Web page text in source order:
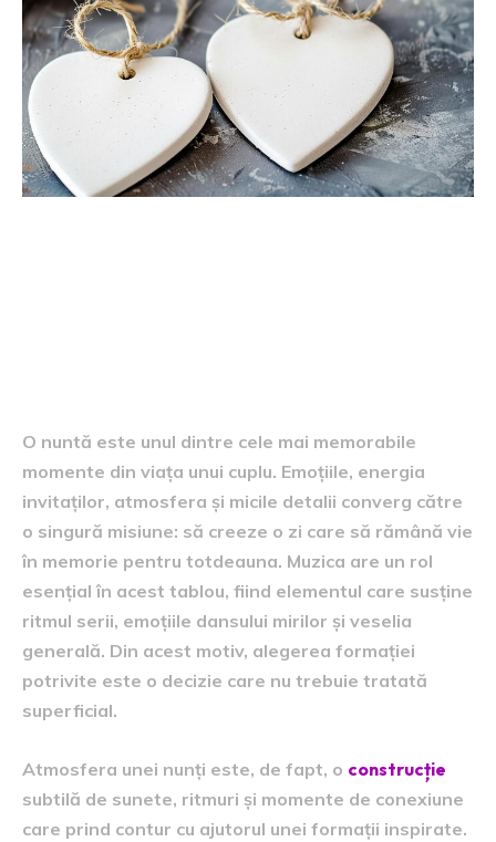
O nuntă este unul dintre cele mai memorabile
momente din viața unui cuplu. Emoțiile, energia
invitaților, atmosfera și micile detalii converg către
o singură misiune: să creeze o zi care să rămână vie
în memorie pentru totdeauna. Muzica are un rol
esențial în acest tablou, fiind elementul care susține
ritmul serii, emoțiile dansului mirilor și veselia
generală. Din acest motiv, alegerea formației
potrivite este o decizie care nu trebuie tratată
superficial.
Atmosfera unei nunți este, de fapt, o construcție
subtilă de sunete, ritmuri și momente de conexiune
care prind contur cu ajutorul unei formații inspirate.